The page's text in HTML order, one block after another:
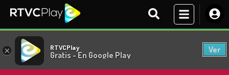
× RTVCPlay
Gratis - En Google Play
Ver